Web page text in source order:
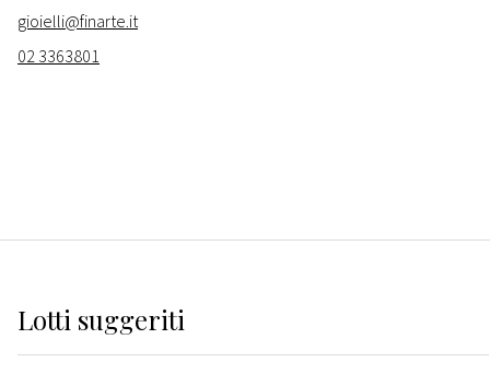
gioielli@finarte.it
02 3363801
Lotti suggeriti